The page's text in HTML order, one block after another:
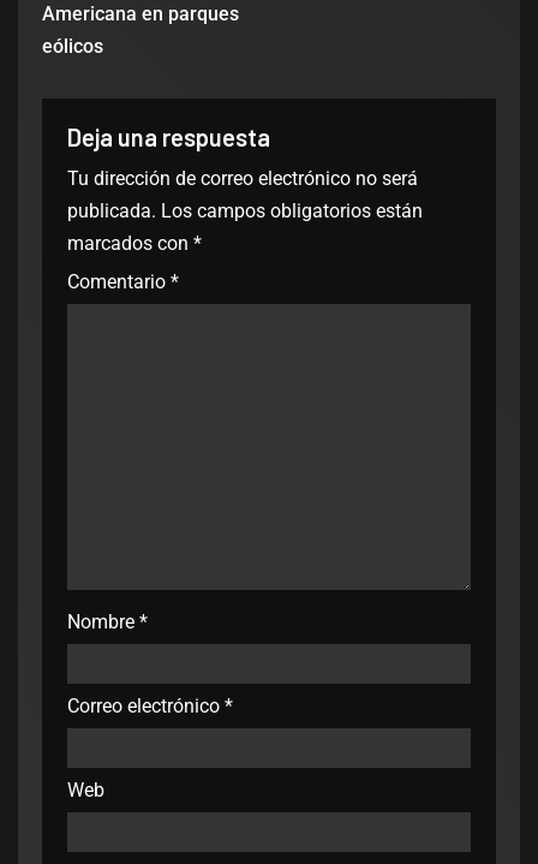
Americana en parques
eólicos
Deja una respuesta
Tu dirección de correo electrónico no será
publicada. Los campos obligatorios están
marcados con *
Comentario *
Nombre *
Correo electrónico *
Web